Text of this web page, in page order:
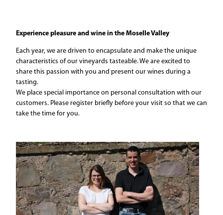
Experience pleasure and wine in the Moselle Valley
Each year, we are driven to encapsulate and make the unique
characteristics of our vineyards tasteable. We are excited to
share this passion with you and present our wines during a
tasting.
We place special importance on personal consultation with our
customers. Please register briefly before your visit so that we can
take the time for you.